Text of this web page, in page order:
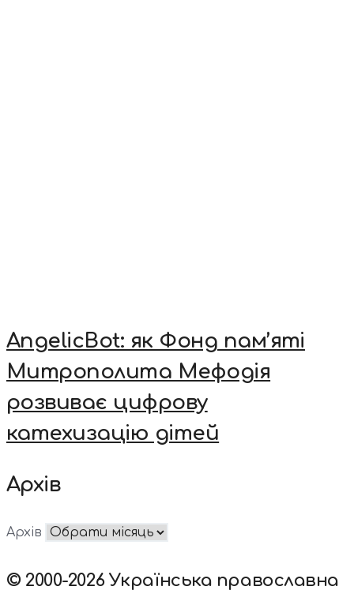
AngelicBot: як Фонд пам’яті
Митрополита Мефодія
розвиває цифрову
катехизацію дітей
Архів
Архів
© 2000-2026 Українська православна